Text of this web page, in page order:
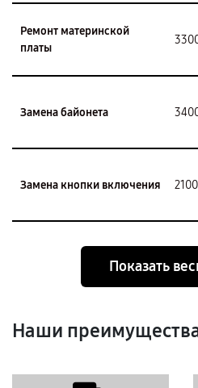
Ремонт материнской
платы
Замена байонета
Замена кнопки включения
Показать
Наши